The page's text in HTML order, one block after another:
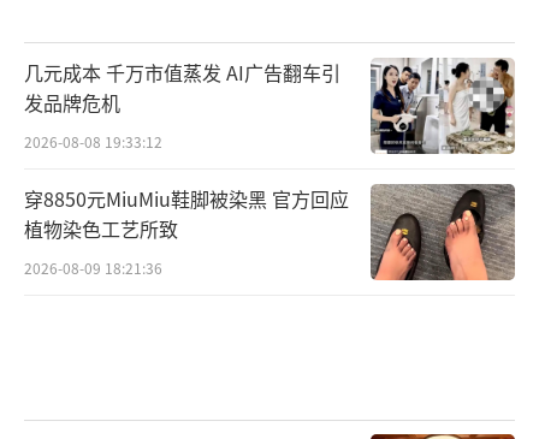
几元成本 千万市值蒸发 AI广告翻车引
发品牌危机
2026-08-08 19:33:12
穿8850元MiuMiu鞋脚被染黑 官方回应
植物染色工艺所致
2026-08-09 18:21:36